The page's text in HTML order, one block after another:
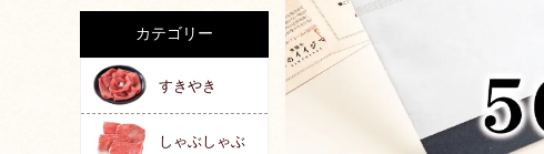
カテゴリー
すきやき
しゃぶしゃぶ